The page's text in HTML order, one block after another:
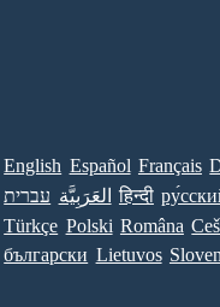
English Español Français
עברית العَرَبِيَّة हिन्दी
Türkçe Polski Româna
български Lietuvos